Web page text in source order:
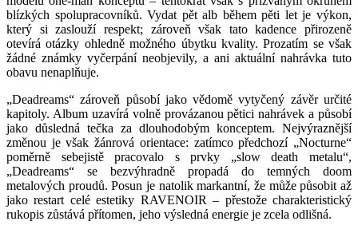
blízkých spolupracovníků. Vydat pět alb během pěti let je výkon,
který si zaslouží respekt; zároveň však tato kadence přirozeně
otevírá otázky ohledně možného úbytku kvality. Prozatím se však
žádné známky vyčerpání neobjevily, a ani aktuální nahrávka tuto
obavu nenaplňuje.
„Deadreams“ zároveň působí jako vědomě vytyčený závěr určité
kapitoly. Album uzavírá volně provázanou pětici nahrávek a působí
jako důsledná tečka za dlouhodobým konceptem. Nejvýraznější
změnou je však žánrová orientace: zatímco předchozí „Nocturne“
poměrně sebejistě pracovalo s prvky „slow death metalu“,
„Deadreams“ se bezvýhradně propadá do temných doom
metalových proudů. Posun je natolik markantní, že může působit až
jako restart celé estetiky RAVENOIR – přestože charakteristický
rukopis zůstává přítomen, jeho výsledná energie je zcela odlišná.